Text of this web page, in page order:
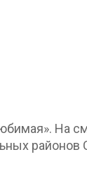
На
районов